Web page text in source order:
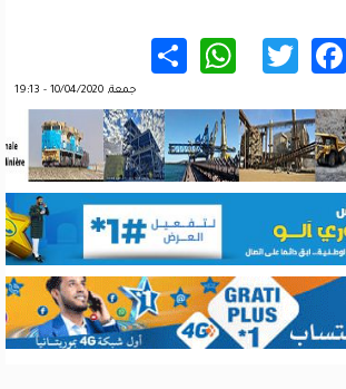
Facebook
Twitter
WhatsApp
جمعة, 10/04/2020 - 19:13